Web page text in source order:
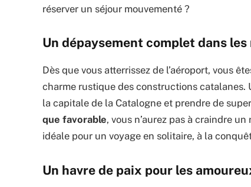
réserver un séjour mouvementé ?
Un dépaysement complet dans
Dès que vous atterrissez de l’aéroport, vous
charme rustique des constructions catalanes.
la capitale de la Catalogne et prendre de
que favorable, vous n’aurez pas à craindre
idéale pour un voyage en solitaire, à la
Un havre de paix pour les